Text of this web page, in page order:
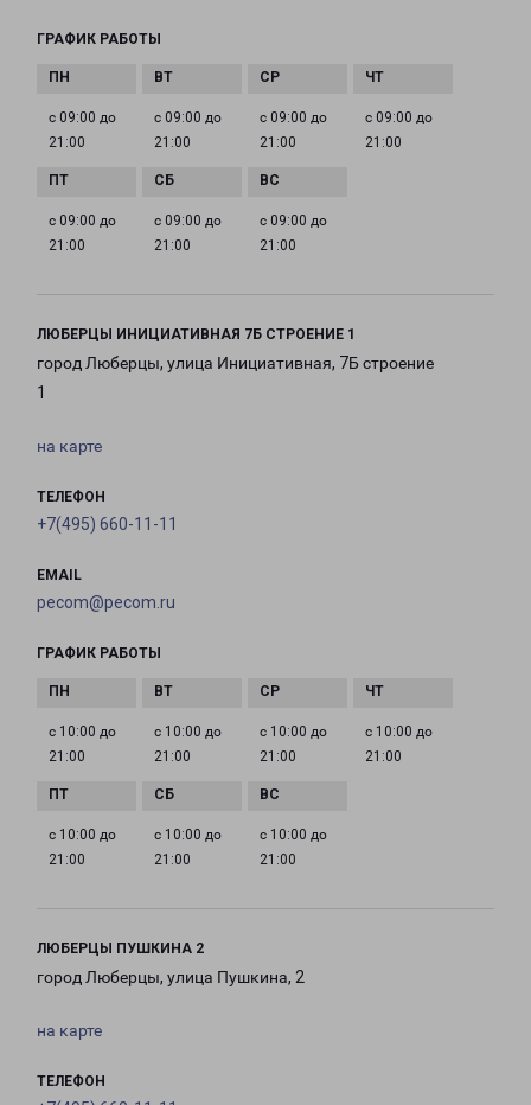
ГРАФИК РАБОТЫ
с 09:00 до
21:00
с 09:00 до
21:00
с 09:00 до
21:00
с 09:00 до
21:00
с 09:00 до
21:00
с 09:00 до
21:00
с 09:00 до
21:00
ЛЮБЕРЦЫ ИНИЦИАТИВНАЯ 7Б СТРОЕНИЕ 1
город Люберцы, улица Инициативная, 7Б строение
1
на карте
ТЕЛЕФОН
+7(495) 660-11-11
EMAIL
pecom@pecom.ru
ГРАФИК РАБОТЫ
с 10:00 до
21:00
с 10:00 до
21:00
с 10:00 до
21:00
с 10:00 до
21:00
с 10:00 до
21:00
с 10:00 до
21:00
с 10:00 до
21:00
ЛЮБЕРЦЫ ПУШКИНА 2
город Люберцы, улица Пушкина, 2
на карте
ТЕЛЕФОН